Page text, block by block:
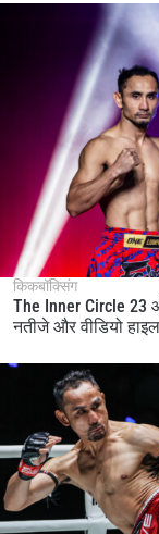
किकबॉक्सिंग
The Inner Circle 23
नतीजे और वीडियो